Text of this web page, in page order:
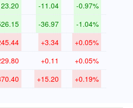
-11.04 -0.97%
-36.97 -1.04%
+3.34 +0.05%
+0.11 +0.05%
+15.20 +0.19%